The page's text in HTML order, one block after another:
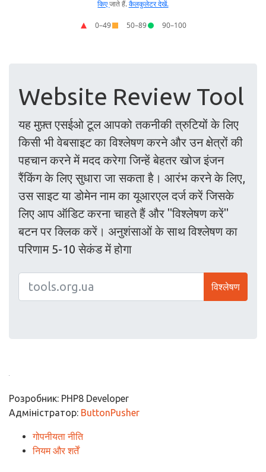
Website Review Tool
यह मुफ़्त एसईओ टूल आपको तकनीकी त्रुटियों के लिए
किसी भी वेबसाइट का विश्लेषण करने और उन क्षेत्रों की
पहचान करने में मदद करेगा जिन्हें बेहतर खोज इंजन
रैंकिंग के लिए सुधारा जा सकता है। आरंभ करने के लिए,
उस साइट या डोमेन नाम का यूआरएल दर्ज करें जिसके
लिए आप ऑडिट करना चाहते हैं और "विश्लेषण करें"
बटन पर क्लिक करें। अनुशंसाओं के साथ विश्लेषण का
परिणाम 5-10 सेकंड में होगा
विश्लेषण
Розробник: PHP8 Developer
Адміністратор: ButtonPusher
गोपनीयता नीति
नियम और शर्तें